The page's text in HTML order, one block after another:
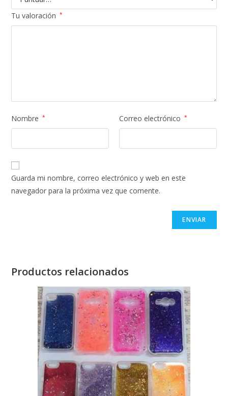
Tu valoración *
Nombre * Correo electrónico *
Guarda mi nombre, correo electrónico y web en este
navegador para la próxima vez que comente.
Productos relacionados